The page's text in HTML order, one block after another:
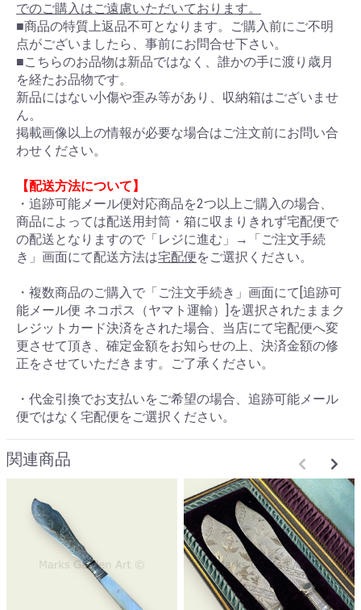
でのご購入はご遠慮いただいております。
■商品の特質上返品不可となります。ご購入前にご不明
点がございましたら、事前にお問合せ下さい。
■こちらのお品物は新品ではなく、誰かの手に渡り歳月
を経たお品物です。
新品にはない小傷や歪み等があり、収納箱はございませ
ん。
掲載画像以上の情報が必要な場合はご注文前にお問い合
わせください。
【配送方法について】
・追跡可能メール便対応商品を2つ以上ご購入の場合、
商品によっては配送用封筒・箱に収まりきれず宅配便で
の配送となりますので「レジに進む」→「ご注文手続
き」画面にて配送方法は宅配便をご選択ください。
・複数商品のご購入で「ご注文手続き」画面にて[追跡可
能メール便 ネコポス（ヤマト運輸）]を選択されたままク
レジットカード決済をされた場合、当店にて宅配便へ変
更させて頂き、確定金額をお知らせの上、決済金額の修
正をさせていただきます。ご了承ください。
・代金引換でお支払いをご希望の場合、追跡可能メール
便ではなく宅配便をご選択ください。
関連商品